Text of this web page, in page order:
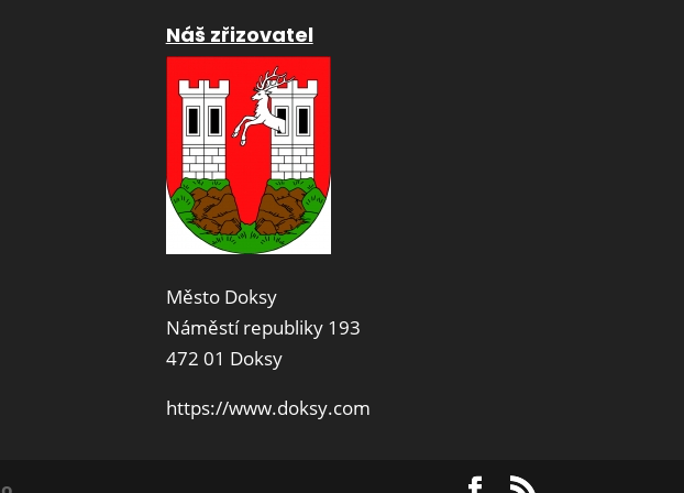
Náš zřizovatel
Město Doksy
Náměstí republiky 193
472 01 Doksy
https://www.doksy.com